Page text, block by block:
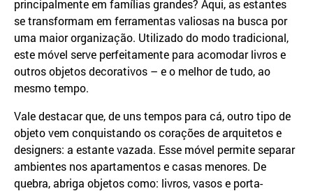
principalmente em famílias grandes? Aqui, as estantes
se transformam em ferramentas valiosas na busca por
uma maior organização. Utilizado do modo tradicional,
este móvel serve perfeitamente para acomodar livros e
outros objetos decorativos – e o melhor de tudo, ao
mesmo tempo.
Vale destacar que, de uns tempos para cá, outro tipo de
objeto vem conquistando os corações de arquitetos e
designers: a estante vazada. Esse móvel permite separar
ambientes nos apartamentos e casas menores. De
quebra, abriga objetos como: livros, vasos e porta-